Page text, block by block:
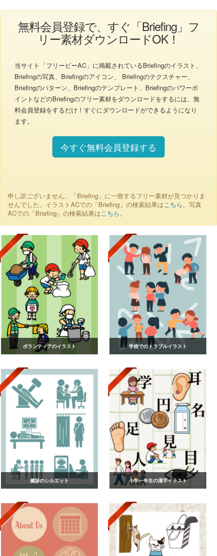
無料会員登録で、すぐ「Briefing」フ
リー素材ダウンロードOK！
当サイト「フリービーAC」に掲載されているBriefingのイラスト、
Briefingの写真、Briefingのアイコン、 Briefingのテクスチャー、
Briefingのパターン、Briefingのテンプレート、Briefingのパワーポ
イントなどのBriefingのフリー素材をダウンロードをするには、無
料会員登録をするだけ！すぐにダウンロードができるようになり
ます。
今すぐ無料会員登録する
申し訳ございません。「Briefing」に一致するフリー素材が見つかりま
せんでした。イラストACでの「Briefing」の検索結果はこちら。写真
ACでの「Briefing」の検索結果はこちら。
ボランティアのイラスト 学校でのトラブルイラスト
健診のシルエット 小学一年生の漢字イラスト